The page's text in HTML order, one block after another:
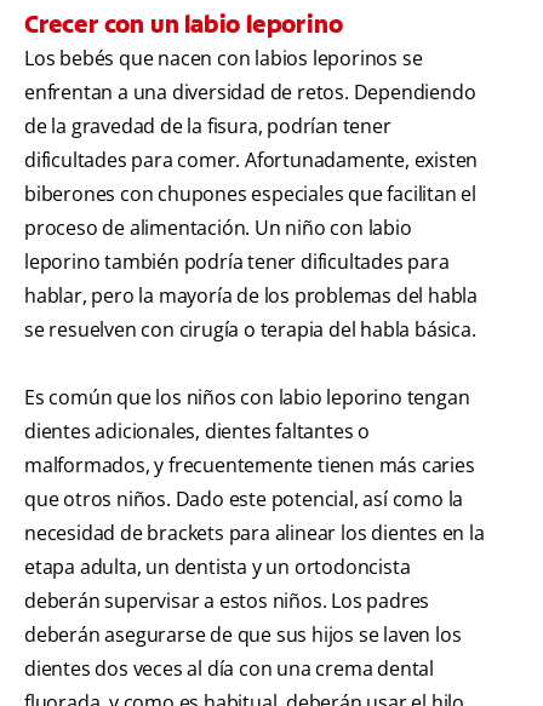
Crecer con un labio leporino
Los bebés que nacen con labios leporinos se
enfrentan a una diversidad de retos. Dependiendo
de la gravedad de la fisura, podrían tener
dificultades para comer. Afortunadamente, existen
biberones con chupones especiales que facilitan el
proceso de alimentación. Un niño con labio
leporino también podría tener dificultades para
hablar, pero la mayoría de los problemas del habla
se resuelven con cirugía o terapia del habla básica.
Es común que los niños con labio leporino tengan
dientes adicionales, dientes faltantes o
malformados, y frecuentemente tienen más caries
que otros niños. Dado este potencial, así como la
necesidad de brackets para alinear los dientes en la
etapa adulta, un dentista y un ortodoncista
deberán supervisar a estos niños. Los padres
deberán asegurarse de que sus hijos se laven los
dientes dos veces al día con una crema dental